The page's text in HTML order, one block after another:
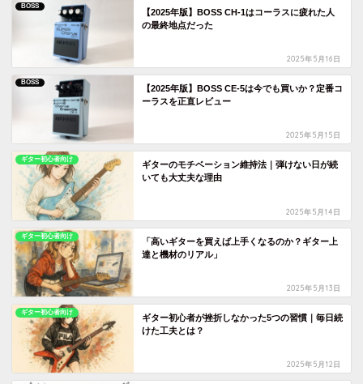
BOSS
【2025年版】BOSS CH-1はコーラスに疲れた人
の最終地点だった
2025年5月16日
BOSS
【2025年版】BOSS CE-5は今でも買いか？定番コ
ーラスを正直レビュー
2025年5月15日
ギター初心者向け
ギターのモチベーション維持法｜弾けない日が続
いても大丈夫な理由
2025年5月14日
ギター初心者向け
「高いギターを買えば上手くなるのか？ギター上
達と機材のリアル」
2025年5月13日
ギター初心者向け
ギター初心者が挫折しなかった5つの習慣｜毎日続
けた工夫とは？
2025年5月12日